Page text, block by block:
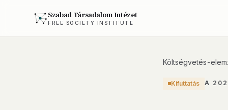
Szabad Társadalom Intézet
FREE SOCIETY INSTITUTE
Költségvetés-
Kifuttatás A